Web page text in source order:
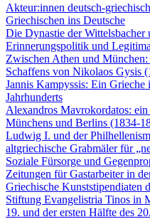
Akteur:innen deutsch-
Griechischen ins Deutsche
Die Dynastie der Wittelsbacher
Erinnerungspolitik und
Zwischen Athen und
Schaffens von Nikolaos Gysis
Jannis Kampyssis: Ein Grieche
Jahrhunderts
Alexandros Mavrokordatos:
Münchens und Berlins (1834-
Ludwig I. und der
altgriechische Grabmäler für
Soziale Fürsorge und
Zeitungen für Gastarbeiter in
Griechische Kunststipendiaten
Stiftung Evangelistria Tinos in
19. und der ersten Hälfte des